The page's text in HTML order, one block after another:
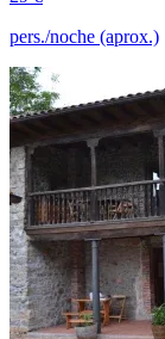
pers./noche (aprox.)